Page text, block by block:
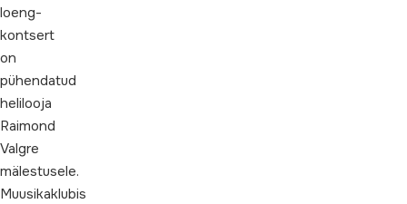
loeng-
kontsert
on
pühendatud
helilooja
Raimond
Valgre
mälestusele.
Muusikaklubis